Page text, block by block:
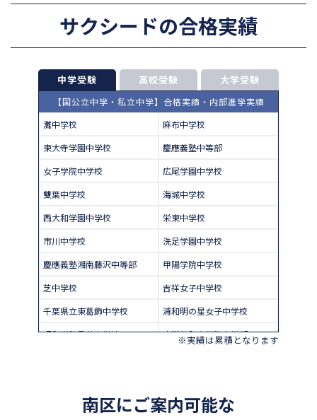
サクシードの合格実績
中学受験 高校受験 大学受験
【国公立中学・私立中学】合格実績・内部進学実績
灘中学校
麻布中学校
東大寺学園中学校
慶應義塾中等部
女子学院中学校
広尾学園中学校
雙葉中学校
海城中学校
西大和学園中学校
栄東中学校
市川中学校
洗足学園中学校
慶應義塾湘南藤沢中等部
甲陽学院中学校
芝中学校
吉祥女子中学校
千葉県立東葛飾中学校
浦和明の星女子中学校
昭和学院秀英中学校
東洋英和女学院中学部
北嶺中学校
白百合学園中学校
※実績は累積となります
南区にご案内可能な